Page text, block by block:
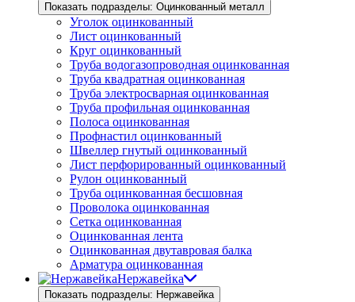
Показать подразделы: Оцинкованный металл
Уголок оцинкованный
Лист оцинкованный
Круг оцинкованный
Труба водогазопроводная оцинкованная
Труба квадратная оцинкованная
Труба электросварная оцинкованная
Труба профильная оцинкованная
Полоса оцинкованная
Профнастил оцинкованный
Швеллер гнутый оцинкованный
Лист перфорированный оцинкованный
Рулон оцинкованный
Труба оцинкованная бесшовная
Проволока оцинкованная
Сетка оцинкованная
Оцинкованная лента
Оцинкованная двутавровая балка
Арматура оцинкованная
Нержавейка
Показать подразделы: Нержавейка